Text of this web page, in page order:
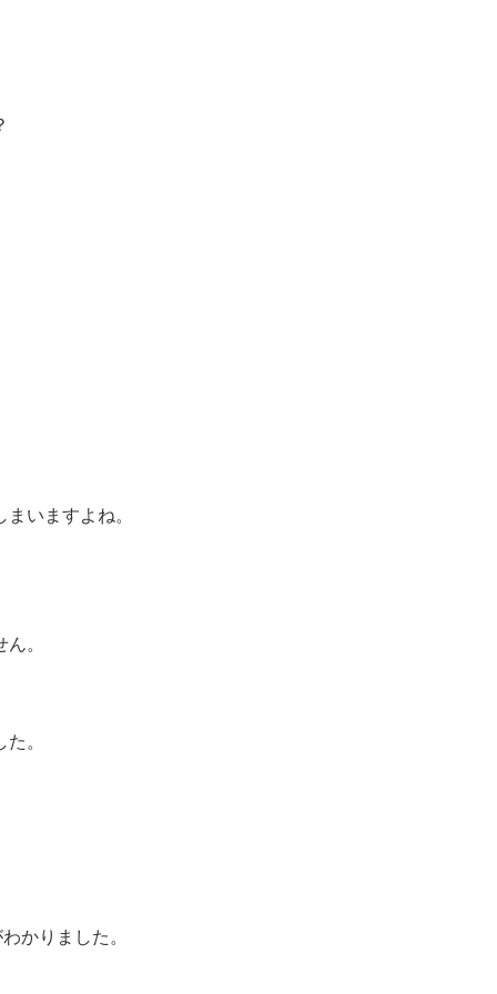
いますよね。
。
。
かりました。